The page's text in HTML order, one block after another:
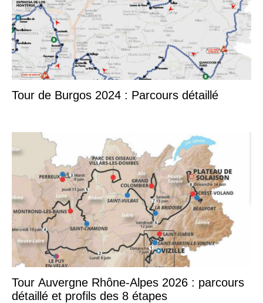
Tour de Burgos 2024 : Parcours détaillé
Tour Auvergne Rhône-Alpes 2026 : parcours
détaillé et profils des 8 étapes